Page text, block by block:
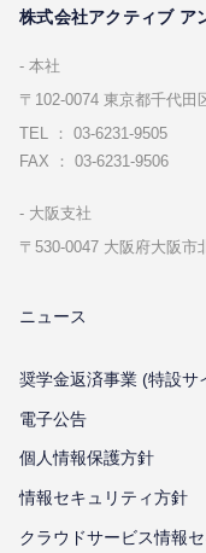
株式会社アクティブ ア
本社
〒102-0074 東京都千代⽥
TEL ： 03-6231-9505
FAX ： 03-6231-9506
⼤阪⽀社
〒530-0047 ⼤阪府⼤阪市
ニュース
奨学金返済事業 (特設サ
電子公告
個⼈情報保護⽅針
情報セキュリティ⽅針
クラウドサービス情報